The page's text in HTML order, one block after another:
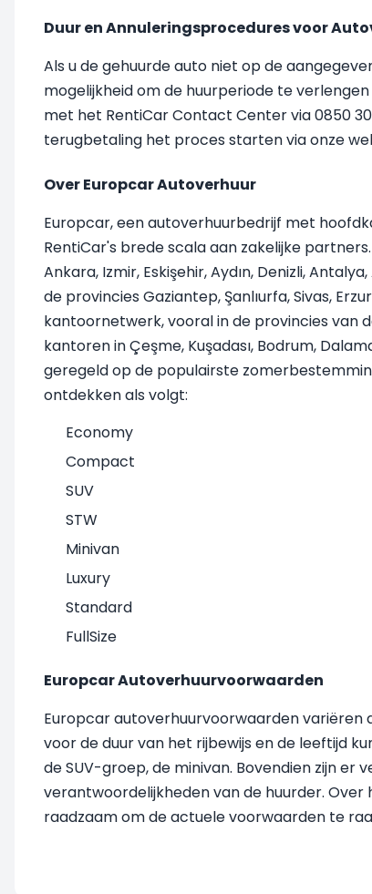
Duur en Annuleringsprocedures voor
Als u de gehuurde auto niet op de
mogelijkheid om de huurperiode te
met het RentiCar Contact Center via 0850
terugbetaling het proces starten via onze
Over Europcar Autoverhuur
Europcar, een autoverhuurbedrijf met
RentiCar's brede scala aan zakelijke
Ankara, Izmir, Eskişehir, Aydın, Denizli,
de provincies Gaziantep, Şanlıurfa, Sivas,
kantoornetwerk, vooral in de provincies van
kantoren in Çeşme, Kuşadası, Bodrum,
geregeld op de populairste
ontdekken als volgt:
Economy
Compact
SUV
STW
Minivan
Luxury
Standard
FullSize
Europcar Autoverhuurvoorwaarden
Europcar autoverhuurvoorwaarden variëren
voor de duur van het rijbewijs en de leeftijd
de SUV-groep, de minivan. Bovendien zijn
verantwoordelijkheden van de huurder. Over
raadzaam om de actuele voorwaarden te